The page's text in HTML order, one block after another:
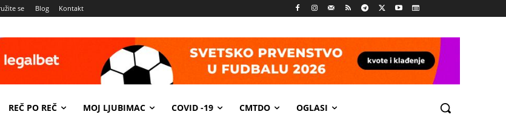
se Blog Kontakt
REČ PO REČ MOJ LJUBIMAC COVID -19 CMTDO OGLASI